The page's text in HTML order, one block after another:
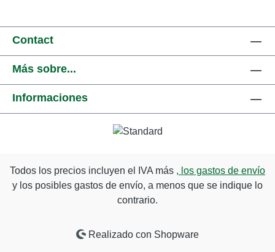
Contact
Más sobre...
Informaciones
Todos los precios incluyen el IVA más , los gastos de envío
y los posibles gastos de envío, a menos que se indique lo
contrario.
Realizado con Shopware